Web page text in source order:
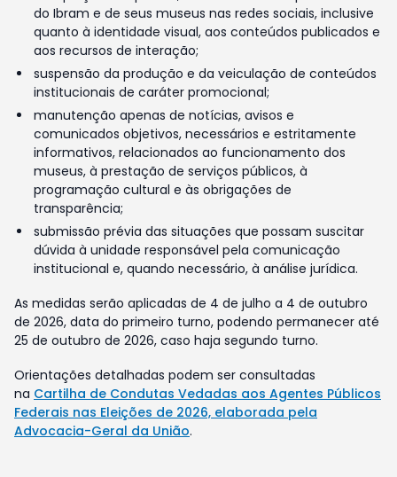
do Ibram e de seus museus nas redes sociais, inclusive
quanto à identidade visual, aos conteúdos publicados e
aos recursos de interação;
suspensão da produção e da veiculação de conteúdos
institucionais de caráter promocional;
manutenção apenas de notícias, avisos e
comunicados objetivos, necessários e estritamente
informativos, relacionados ao funcionamento dos
museus, à prestação de serviços públicos, à
programação cultural e às obrigações de
transparência;
submissão prévia das situações que possam suscitar
dúvida à unidade responsável pela comunicação
institucional e, quando necessário, à análise jurídica.
As medidas serão aplicadas de 4 de julho a 4 de outubro
de 2026, data do primeiro turno, podendo permanecer até
25 de outubro de 2026, caso haja segundo turno.
Orientações detalhadas podem ser consultadas
na Cartilha de Condutas Vedadas aos Agentes Públicos
Federais nas Eleições de 2026, elaborada pela
Advocacia-Geral da União.